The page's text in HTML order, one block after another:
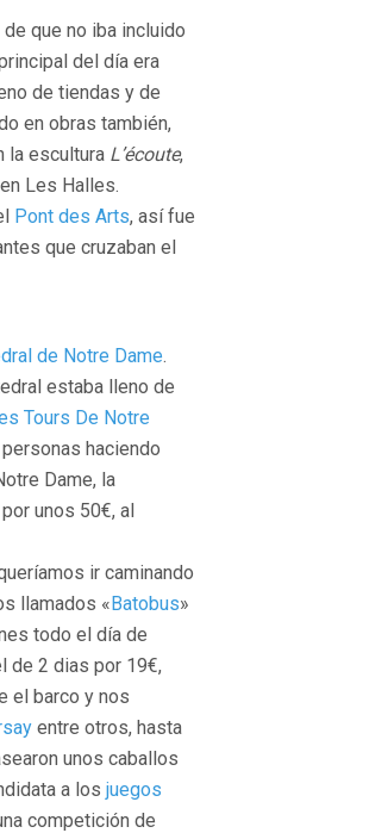
que no iba incluido
del día era
de tiendas y de
en obras también,
la escultura L’écoute,
Les Halles.
Pont des Arts, así fue
que cruzaban el
de Notre Dame.
estaba lleno de
Tours De Notre
haciendo
Dame, la
unos 50€, al
ir caminando
llamados «Batobus»
todo el día de
de 2 dias por 19€,
el barco y nos
entre otros, hasta
unos caballos
a los juegos
competición de